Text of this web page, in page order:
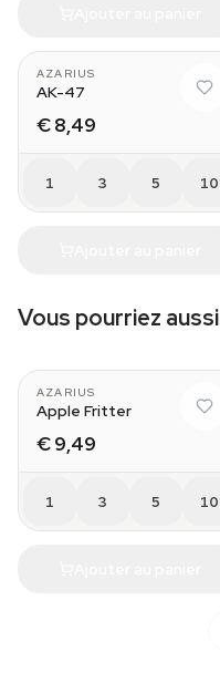
AZARIUS
AK-47
€ 8,49
1 3 5 10
Vous pourriez
AZARIUS
Apple Fritter
€ 9,49
1 3 5 10